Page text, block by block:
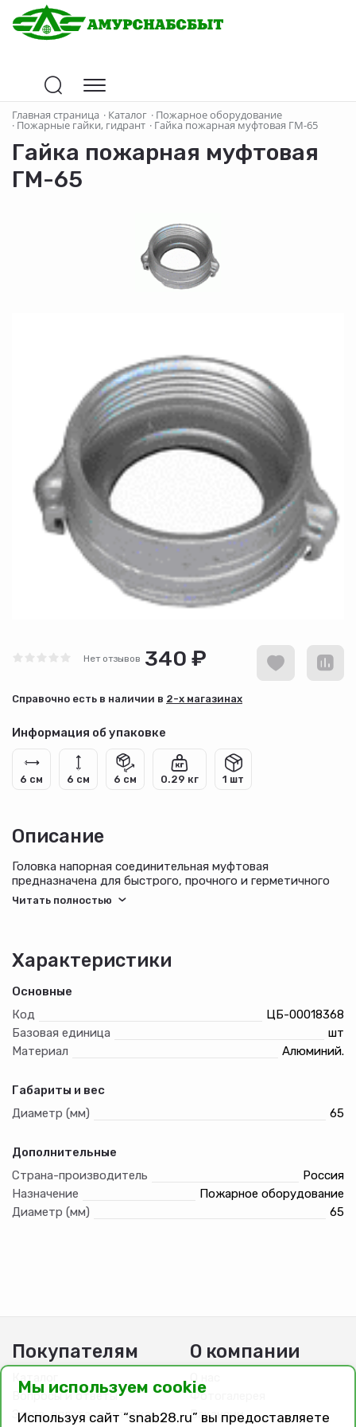
Главная страница · Каталог · Пожарное оборудование
· Пожарные гайки, гидрант · Гайка пожарная муфтовая ГМ-65
Гайка пожарная муфтовая
ГМ-65
Нет отзывов 340 ₽
Cправочно есть в наличии в 2-х магазинах
Информация об упаковке
6 см 6 см 6 см 0.29 кг 1 шт
Описание
Головка напорная соединительная муфтовая
предназначена для быстрого, прочного и герметичного
соединения напорных рукавов между собой и пожарным
Рабочее давление, МПа: 1,6
Габаритные размеры, мм: 44х100
Характеристики
Основные
Код
ЦБ-00018368
Базовая единица
шт
Материал
Алюминий.
Габариты и вес
Диаметр (мм)
65
Дополнительные
Страна-производитель
Россия
Назначение
Пожарное оборудование
Диаметр (мм)
65
Покупателям
Каталог
Вопросы и ответы
Заказ, оплата, доставка
О компании
О нас
Фотогалерея
Вакансии
Мы используем cookie
Используя сайт “snab28.ru” вы предоставляете